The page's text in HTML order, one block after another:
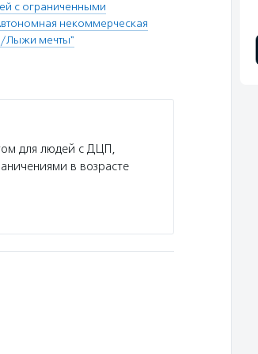
с ограниченными
некоммерческая
Лыжи мечты"
для людей с ДЦП,
в возрасте